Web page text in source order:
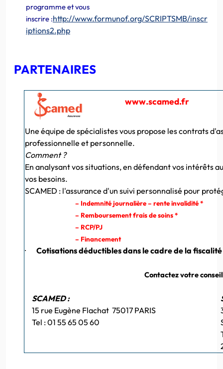
programme et vous
inscrire :http://www.formunof.org/SCRIPTSMB/inscr
iptions2.php
PARTENAIRES
www.scamed.fr
Une équipe de spécialistes vous propose les contrats
professionnelle et personnelle.
Comment ?
En analysant vos situations, en défendant vos intérêts
vos besoins.
SCAMED : l'assurance d'un suivi personnalisé pour
– Indemnité journalière – rente invalidité *
– Remboursement frais de soins *
– RCP/PJ
– Financement
· Cotisations déductibles dans le cadre de la
Contactez votre
SCAMED :
15 rue Eugène Flachat 75017 PARIS
Tel : 01 55 65 05 60